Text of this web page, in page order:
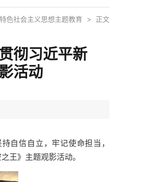
色社会主义思想主题教育 > 正文
彻习近平新
活动
自信自立，牢记使命担当，
王》主题观影活动。